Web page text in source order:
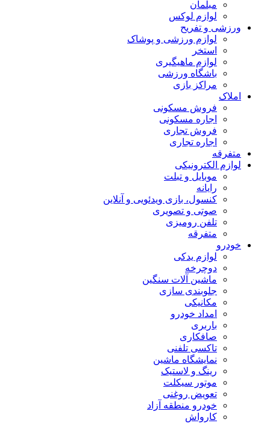
مبلمان
لوازم لوکس
ورزشی و تفریح
لوازم ورزشی و پوشاک
استخر
لوازم ماهیگیری
باشگاه ورزشی
مراکز بازی
املاک
فروش مسکونی
اجاره مسکونی
فروش تجاری
اجاره تجاری
متفرقه
لوازم الکترونیکی
موبایل و تبلت
رایانه
کنسول، بازی‌ ویدئویی و آنلاین
صوتی و تصویری
تلفن رومیزی
متفرقه
خودرو
لوازم یدکی
دوچرخه
ماشین آلات سنگین
جلوبندی سازی
مکانیکی
امداد خودرو
باربری
صافکاری
تاکسی تلفنی
نمایشگاه ماشین
رینگ و لاستیک
موتور سیکلت
تعویض روغنی
خودرو منطقه آزاد
کارواش